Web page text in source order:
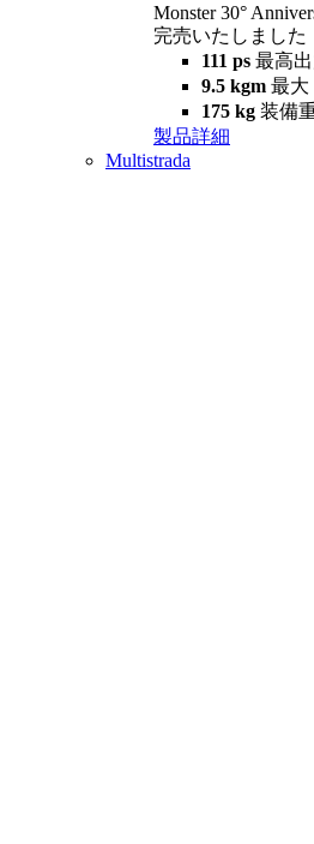
Monster 30°
完売いたしました
111 ps 最高
9.5 kgm 最大
175 kg 装備
製品詳細
Multistrada